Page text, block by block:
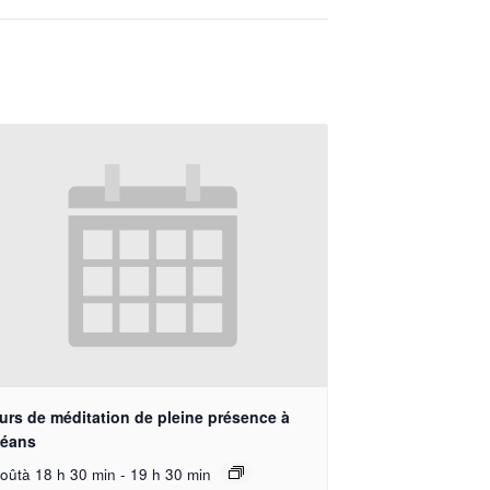
de méditation de pleine présence à
18 h 30 min - 19 h 30 min